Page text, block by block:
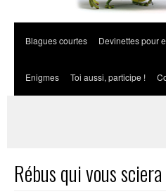
Blagues courtes Devinettes pour
Enigmes Toi aussi, participe !
Rébus qui vous